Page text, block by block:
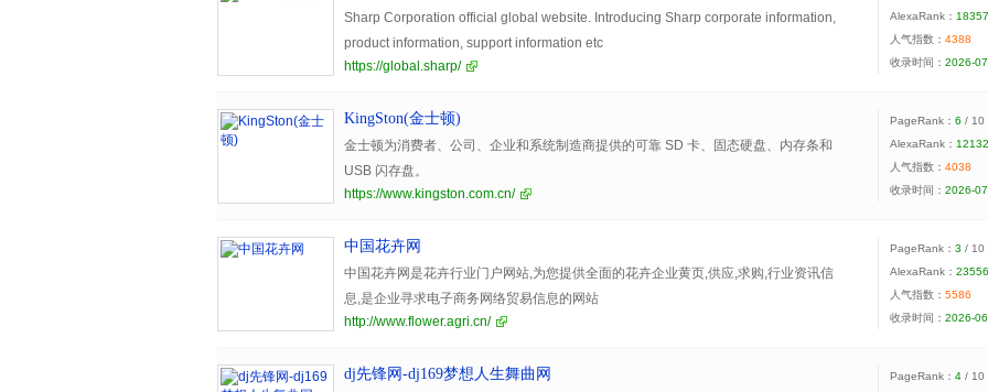
Sharp Corporation official global website. Introducing Sharp corporate information,
product information, support information etc
https://global.sharp/
AlexaRank：
人气指数： 4388
收录时间： 2026-
KingSton(金士顿)
金士顿为消费者、公司、企业和系统制造商提供的可靠 SD 卡、固态硬盘、内存条和
USB 闪存盘。
https://www.kingston.com.cn/
PageRank： 6 / 10
AlexaRank： 12132
人气指数： 4038
收录时间： 2026-
中国花卉网
中国花卉网是花卉行业门户网站,为您提供全面的花卉企业黄页,供应,求购,行业资讯信
息,是企业寻求电子商务网络贸易信息的网站
http://www.flower.agri.cn/
PageRank： 3 / 10
AlexaRank：
人气指数： 5586
收录时间： 2026-
dj先锋网-dj169梦想人生舞曲网 PageRank： 4 / 10